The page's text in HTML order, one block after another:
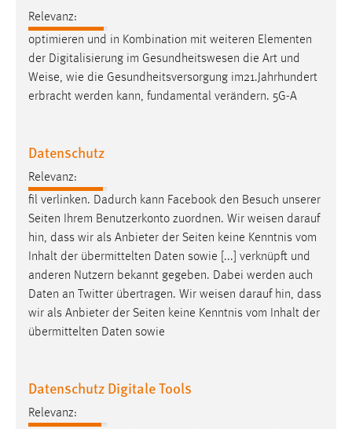
Relevanz:
optimieren und in Kombination mit weiteren Elementen
der Digitalisierung im Gesundheitswesen die Art und
Weise, wie die Gesundheitsversorgung im21.Jahrhundert
erbracht werden kann, fundamental verändern. 5G-A
Datenschutz
Relevanz:
fil verlinken. Dadurch kann Facebook den Besuch unserer
Seiten Ihrem Benutzerkonto zuordnen. Wir weisen darauf
hin, dass wir als Anbieter der Seiten keine Kenntnis vom
Inhalt der übermittelten Daten sowie [...] verknüpft und
anderen Nutzern bekannt gegeben. Dabei werden auch
Daten an Twitter übertragen. Wir weisen darauf hin, dass
wir als Anbieter der Seiten keine Kenntnis vom Inhalt der
übermittelten Daten sowie
Datenschutz Digitale Tools
Relevanz:
Conversion-Tracking
Cookie Laufzeit:
3 Monate
_fbp
Anbieter:
Facebook
Zweck:
Conversion-Tracking
Cookie Laufzeit:
3 Monate
Um Inhalte von Videoplattformen und Social Media
externen Medien Cookies gesetzt.